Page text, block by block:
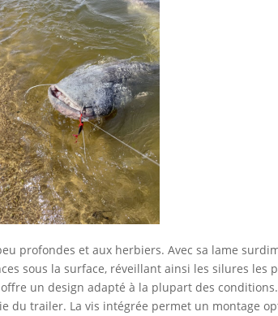
profondes et aux herbiers. Avec sa lame
sous la surface, réveillant ainsi les silures
un design adapté à la plupart des
du trailer. La vis intégrée permet un montage